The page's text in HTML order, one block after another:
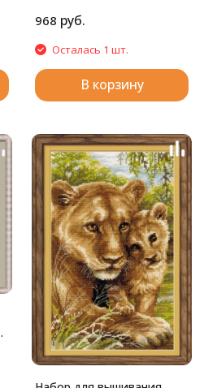
968 руб.
Осталась 1 шт.
В корзину